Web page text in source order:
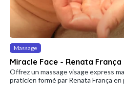
Massage
Miracle Face - Renata França
Offrez un massage visage express
praticien formé par Renata França en